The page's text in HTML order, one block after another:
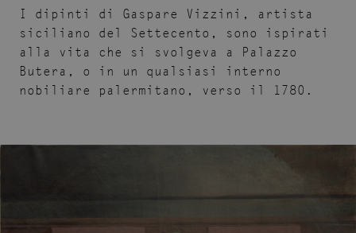
I dipinti di Gaspare Vizzini, artista
siciliano del Settecento, sono ispirati
alla vita che si svolgeva a Palazzo
Butera, o in un qualsiasi interno
nobiliare palermitano, verso il 1780.